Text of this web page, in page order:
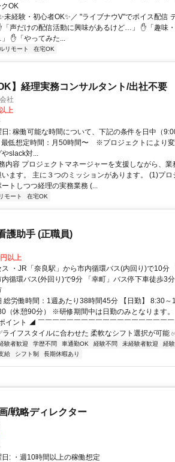
OK
未経験・初心者OK✨／ "ライブナウV"でボイス配信
「声だけの配信活動に興味があるけど…」 ✋「趣味
✋「やってみた...
リモート 在宅OK
】経理実務コンサルタント/出社不要
社
上
: 稼働可能な時間について、下記の条件を日中（
最低想定時間：月50時間〜 ※プロジェクトにより
やslack対...
内容 プロジェクトマネージャーを支援しながら、
ます。 主に３つのミッションがあります。 (1)プロ
トしつつ経理の実務業務 (...
モート 在宅OK
護助手 (正職員)
以上
・JR「奈良駅」から市内循環バス(内回り)で10分
内循環バス(外回り)で9分 「幸町」バス停下車徒歩3
JR桜井線「京終駅」から徒歩11分
総労働時間：1週あたり38時間45分 【日勤】 8:30
（休憩90分） ※研修期間中は日勤のみとなります。
イント ◢ ￣￣￣￣￣￣￣￣￣￣￣￣￣￣￣￣￣￣
ライフスタイルに合わせた 柔軟なシフト選択が可能
験者歓迎 学歴不問 車通勤OK 経験不問 未経験者歓迎 経
給 シフト制 長期休暇あり
/戦略ディレクター
: ・週10時間以上の稼働想定